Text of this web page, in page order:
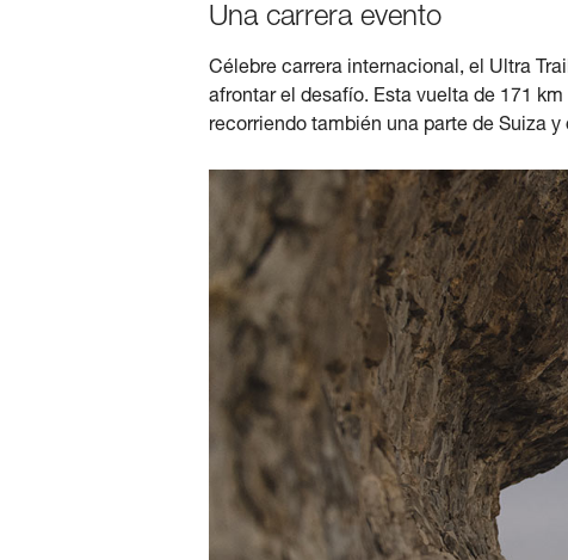
Una carrera evento
Célebre carrera internacional, el Ultra
afrontar el desafío. Esta vuelta de 171
recorriendo también una parte de Suiza y